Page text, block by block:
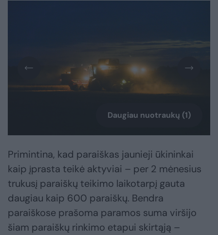
Daugiau nuotraukų (1)
Primintina, kad paraiškas jaunieji ūkininkai
kaip įprasta teikė aktyviai – per 2 mėnesius
trukusį paraiškų teikimo laikotarpį gauta
daugiau kaip 600 paraiškų. Bendra
paraiškose prašoma paramos suma viršijo
šiam paraiškų rinkimo etapui skirtąją –